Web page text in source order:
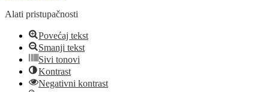
Alati pristupačnosti
Povećaj tekst
Smanji tekst
Sivi tonovi
Kontrast
Negativni kontrast